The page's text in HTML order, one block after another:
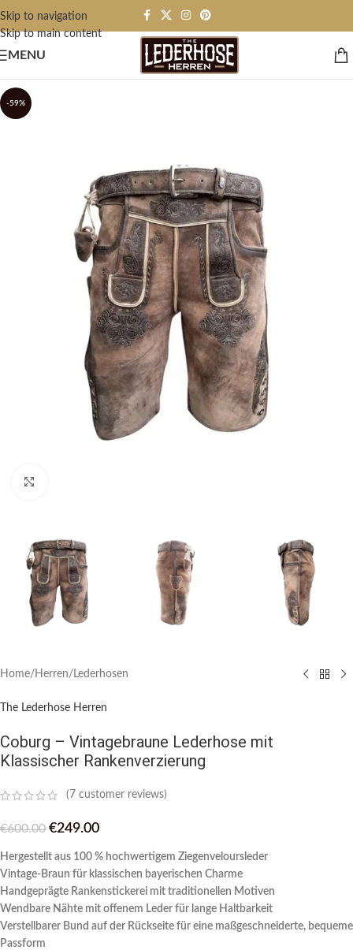
Skip to navigation
Skip to main content
MENU
-59%
Home/ Herren/ Lederhosen
The Lederhose Herren
Coburg – Vintagebraune Lederhose mit
Klassischer Rankenverzierung
( 7 customer reviews)
€600.00 €249.00
Hergestellt aus 100 % hochwertigem Ziegenveloursleder
Vintage-Braun für klassischen bayerischen Charme
Handgeprägte Rankenstickerei mit traditionellen Motiven
Wendbare Nähte mit offenem Leder für lange Haltbarkeit
Verstellbarer Bund auf der Rückseite für eine maßgeschneiderte, bequeme
Passform